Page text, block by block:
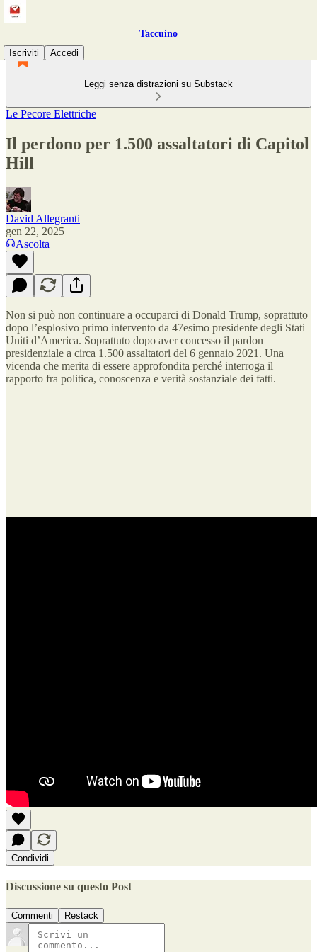
Taccuino
Iscriviti
Accedi
Leggi senza distrazioni su Substack
Le Pecore Elettriche
Il perdono per 1.500 assaltatori di Capitol
Hill
David Allegranti
gen 22, 2025
Ascolta
Non si può non continuare a occuparci di Donald Trump, soprattuto
dopo l’esplosivo primo intervento da 47esimo presidente degli Stati
Uniti d’America. Soprattuto dopo aver concesso il pardon
presidenziale a circa 1.500 assaltatori del 6 gennaio 2021. Una
vicenda che merita di essere approfondita perché interroga il
rapporto fra politica, conoscenza e verità sostanziale dei fatti.
Condividi
Discussione su questo Post
Commenti Restack